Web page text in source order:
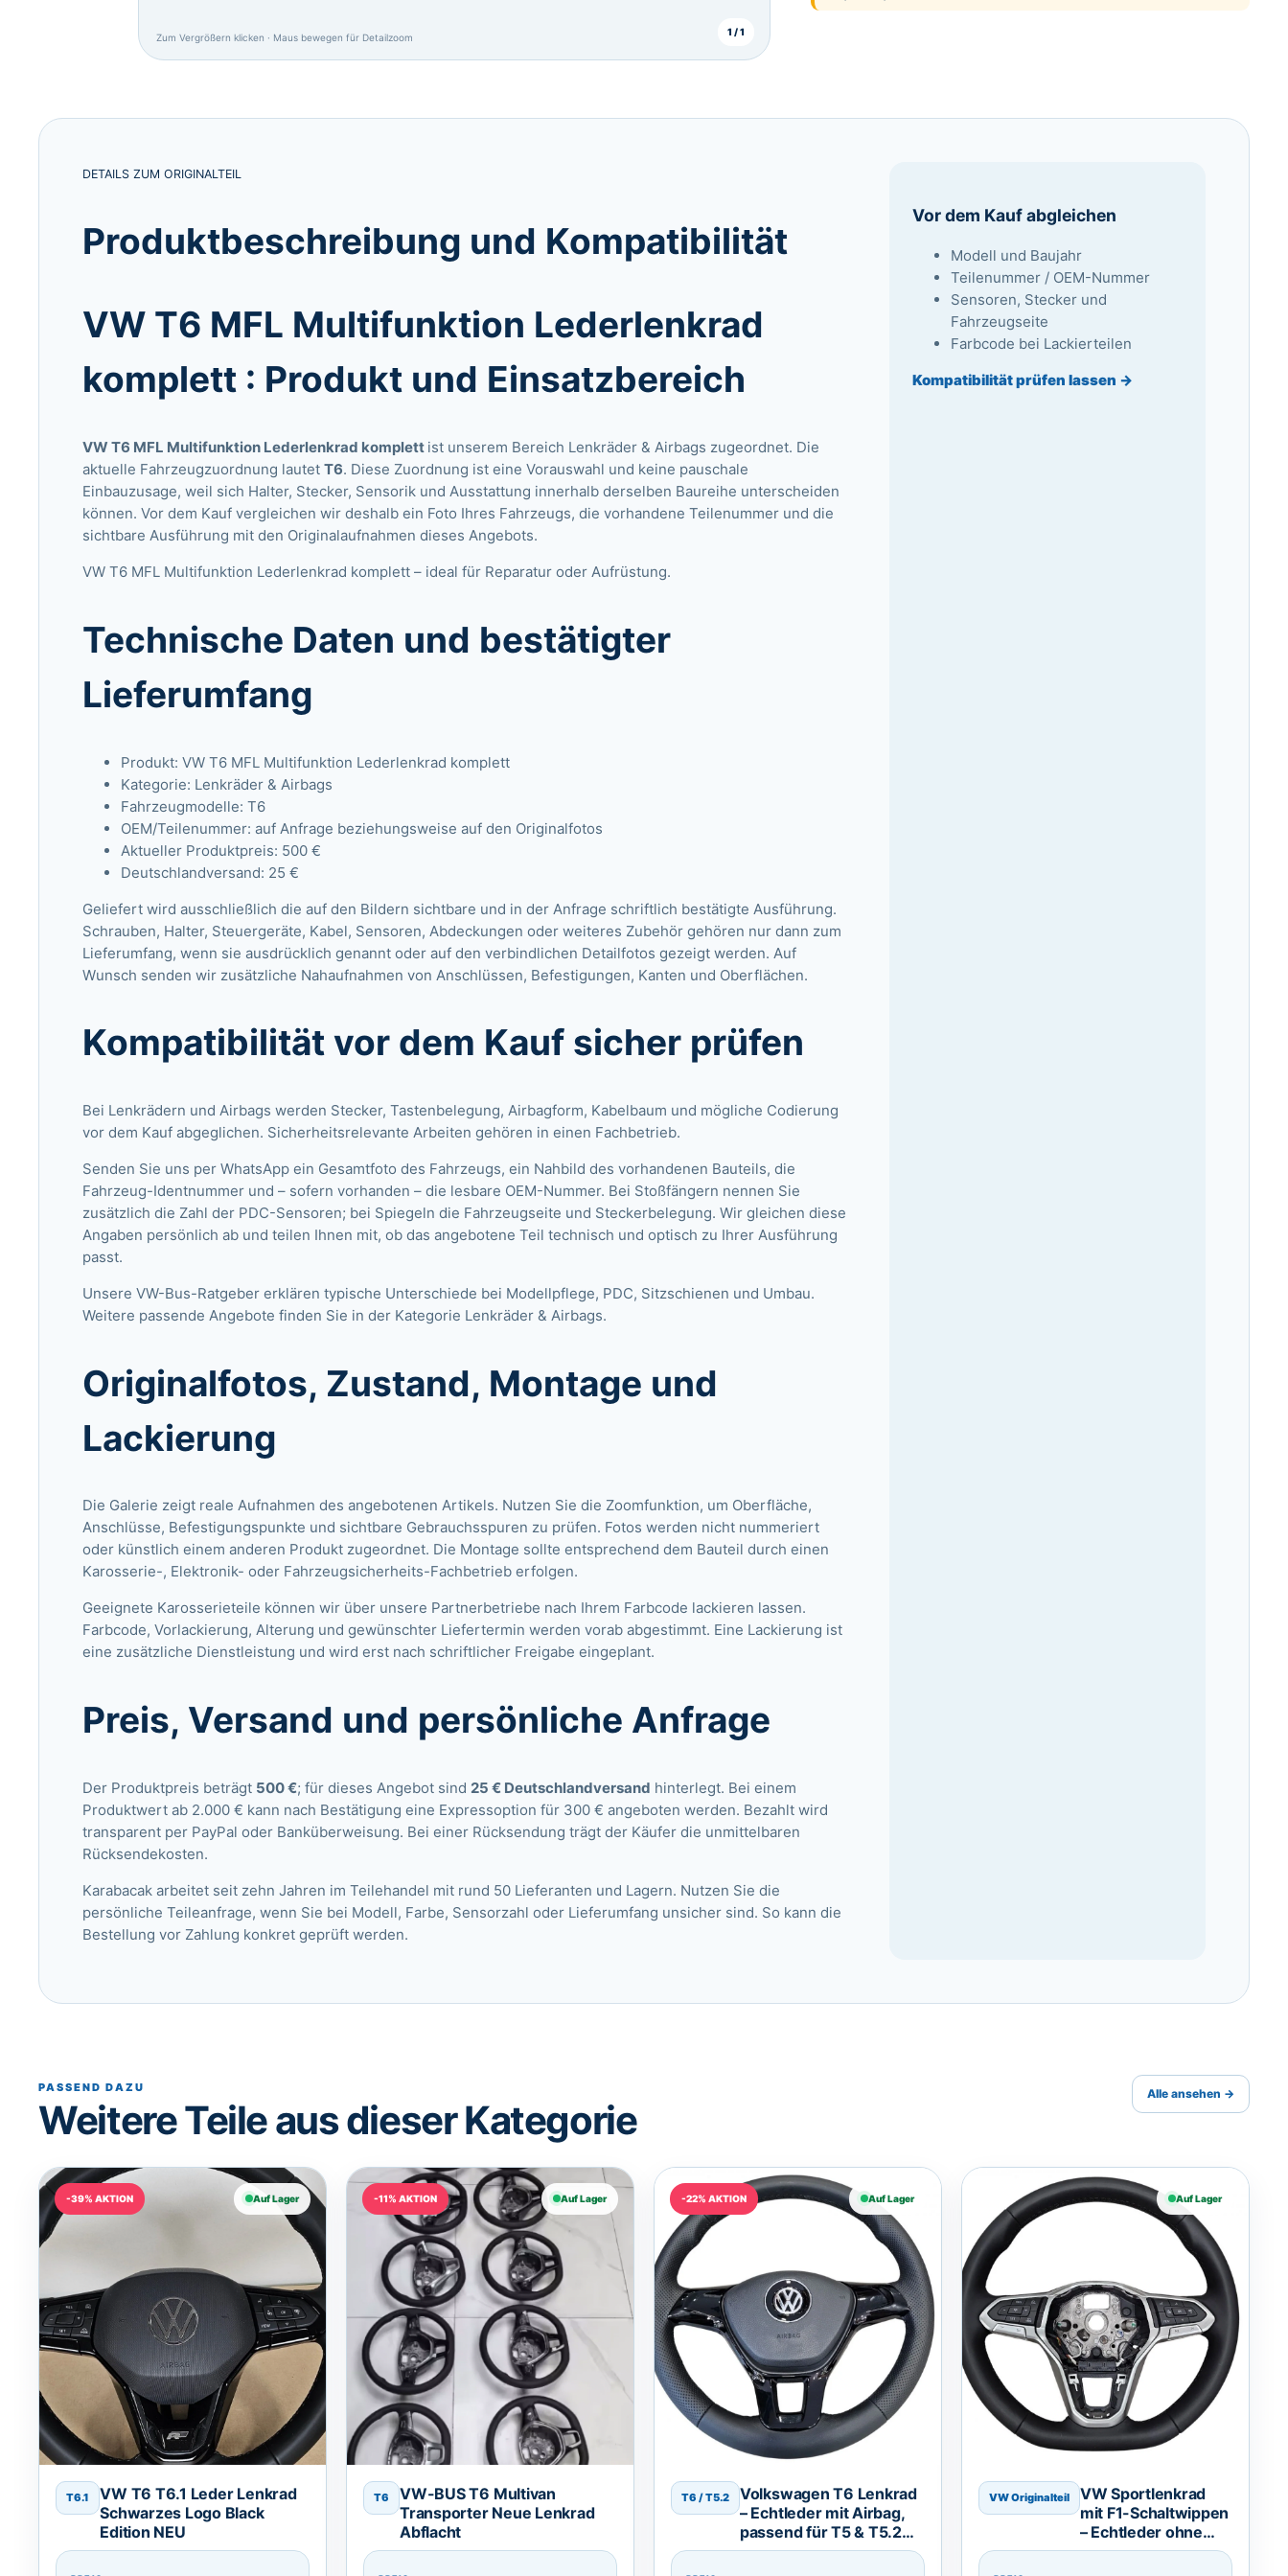
1 / 1
Zum Vergrößern klicken · Maus bewegen für Detailzoom
DETAILS ZUM ORIGINALTEIL
Produktbeschreibung und Kompatibilität
VW T6 MFL Multifunktion Lederlenkrad
komplett : Produkt und Einsatzbereich
VW T6 MFL Multifunktion Lederlenkrad komplett ist unserem Bereich Lenkräder & Airbags zugeordnet. Die
aktuelle Fahrzeugzuordnung lautetT6. Diese Zuordnung ist eine Vorauswahl und keine pauschale
Einbauzusage, weil sich Halter, Stecker, Sensorik und Ausstattung innerhalb derselben Baureihe unterscheiden
können. Vor dem Kauf vergleichen wir deshalb ein Foto Ihres Fahrzeugs, die vorhandene Teilenummer und die
sichtbare Ausführung mit den Originalaufnahmen dieses Angebots.
VW T6 MFL Multifunktion Lederlenkrad komplett – ideal für Reparatur oder Aufrüstung.
Technische Daten und bestätigter
Lieferumfang
Produkt: VW T6 MFL Multifunktion Lederlenkrad komplett
Kategorie: Lenkräder & Airbags
Fahrzeugmodelle: T6
OEM/Teilenummer: auf Anfrage beziehungsweise auf den Originalfotos
Aktueller Produktpreis: 500 €
Deutschlandversand: 25 €
Geliefert wird ausschließlich die auf den Bildern sichtbare und in der Anfrage schriftlich bestätigte Ausführung.
Schrauben, Halter, Steuergeräte, Kabel, Sensoren, Abdeckungen oder weiteres Zubehör gehören nur dann zum
Lieferumfang, wenn sie ausdrücklich genannt oder auf den verbindlichen Detailfotos gezeigt werden. Auf
Wunsch senden wir zusätzliche Nahaufnahmen von Anschlüssen, Befestigungen, Kanten und Oberflächen.
Kompatibilität vor dem Kauf sicher prüfen
Bei Lenkrädern und Airbags werden Stecker, Tastenbelegung, Airbagform, Kabelbaum und mögliche Codierung
vor dem Kauf abgeglichen. Sicherheitsrelevante Arbeiten gehören in einen Fachbetrieb.
Senden Sie uns per WhatsApp ein Gesamtfoto des Fahrzeugs, ein Nahbild des vorhandenen Bauteils, die
Fahrzeug-Identnummer und – sofern vorhanden – die lesbare OEM-Nummer. Bei Stoßfängern nennen Sie
zusätzlich die Zahl der PDC-Sensoren; bei Spiegeln die Fahrzeugseite und Steckerbelegung. Wir gleichen diese
Angaben persönlich ab und teilen Ihnen mit, ob das angebotene Teil technisch und optisch zu Ihrer Ausführung
passt.
Unsere VW-Bus-Ratgeber erklären typische Unterschiede bei Modellpflege, PDC, Sitzschienen und Umbau.
Weitere passende Angebote finden Sie in der Kategorie Lenkräder & Airbags.
Originalfotos, Zustand, Montage und
Lackierung
Die Galerie zeigt reale Aufnahmen des angebotenen Artikels. Nutzen Sie die Zoomfunktion, um Oberfläche,
Anschlüsse, Befestigungspunkte und sichtbare Gebrauchsspuren zu prüfen. Fotos werden nicht nummeriert
oder künstlich einem anderen Produkt zugeordnet. Die Montage sollte entsprechend dem Bauteil durch einen
Karosserie-, Elektronik- oder Fahrzeugsicherheits-Fachbetrieb erfolgen.
Geeignete Karosserieteile können wir über unsere Partnerbetriebe nach Ihrem Farbcode lackieren lassen.
Farbcode, Vorlackierung, Alterung und gewünschter Liefertermin werden vorab abgestimmt. Eine Lackierung ist
eine zusätzliche Dienstleistung und wird erst nach schriftlicher Freigabe eingeplant.
Preis, Versand und persönliche Anfrage
Der Produktpreis beträgt 500 €; für dieses Angebot sind 25 € Deutschlandversand hinterlegt. Bei einem
Produktwert ab 2.000 € kann nach Bestätigung eine Expressoption für 300 € angeboten werden. Bezahlt wird
transparent per PayPal oder Banküberweisung. Bei einer Rücksendung trägt der Käufer die unmittelbaren
Rücksendekosten.
Karabacak arbeitet seit zehn Jahren im Teilehandel mit rund 50 Lieferanten und Lagern. Nutzen Sie die
persönliche Teileanfrage, wenn Sie bei Modell, Farbe, Sensorzahl oder Lieferumfang unsicher sind. So kann die
Bestellung vor Zahlung konkret geprüft werden.
Vor dem Kauf abgleichen
Modell und Baujahr
Teilenummer / OEM-Nummer
Sensoren, Stecker und
Fahrzeugseite
Farbcode bei Lackierteilen
Kompatibilität prüfen lassen →
PASSEND DAZU
Weitere Teile aus dieser Kategorie
Alle ansehen →
-39% AKTION Auf Lager
T6.1
VW T6 T6.1 Leder Lenkrad
Schwarzes Logo Black
Edition NEU
-11% AKTION Auf Lager
T6
VW-BUS T6 Multivan
Transporter Neue Lenkrad
Abflacht
-22% AKTION Auf Lager
T6 / T5.2
Volkswagen T6 Lenkrad
– Echtleder mit Airbag,
passend für T5 & T5.2
(2003–2019)
Auf Lager
VW Originalteil
VW Sportlenkrad
mit F1-Schaltwippen
– Echtleder ohne
Airbag, passend für